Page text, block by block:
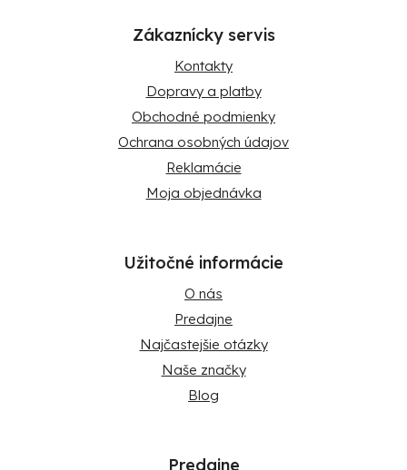
Zákaznícky servis
Kontakty
Dopravy a platby
Obchodné podmienky
Ochrana osobných údajov
Reklamácie
Moja objednávka
Užitočné informácie
O nás
Predajne
Najčastejšie otázky
Naše značky
Blog
Predajne